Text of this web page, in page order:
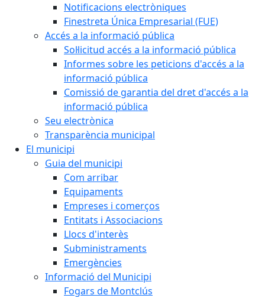
Notificacions electròniques
Finestreta Única Empresarial (FUE)
Accés a la informació pública
Sol·licitud accés a la informació pública
Informes sobre les peticions d'accés a la
informació pública
Comissió de garantia del dret d'accés a la
informació pública
Seu electrònica
Transparència municipal
El municipi
Guia del municipi
Com arribar
Equipaments
Empreses i comerços
Entitats i Associacions
Llocs d'interès
Subministraments
Emergències
Informació del Municipi
Fogars de Montclús